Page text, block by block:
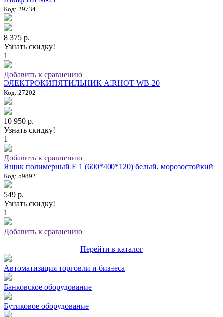
Код: 29734
8 375 р.
Узнать скидку!
1
Добавить к сравнению
ЭЛЕКТРОКИПЯТИЛЬНИК AIRHOT WB-20
Код: 27202
10 950 р.
Узнать скидку!
1
Добавить к сравнению
Ящик полимерный E 1 (600*400*120) белый, морозостойкий
Код: 59892
549 р.
Узнать скидку!
1
Добавить к сравнению
Перейти в каталог
Автоматизация торговли и бизнеса
Банковское оборудование
Бутиковое оборудование